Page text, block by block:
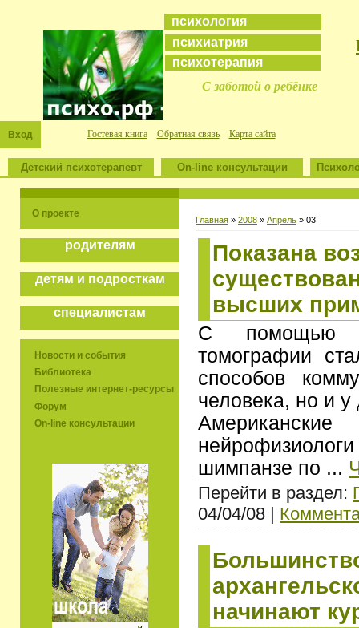
психология
психиатрия
психотерапия
С заботой о ребёнке
Вход Гостевая книга Обратная связь Карта сайта
Детский психотерапевт On-line консультации
О проекте
родителям
детям и подросткам
специалистам
Новости и события
Библиотека
Полезные интернет-ресурсы
Форум
On-line консультации
Главная » 2008 » Апрель » 03
Показана
высших
С помощью
томографии
способов
человека, но и у
шимпанзе по ...
Перейти в раздел:
04/04/08 |
начинают